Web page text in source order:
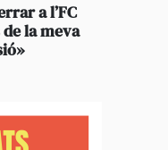
a l’FC
la meva